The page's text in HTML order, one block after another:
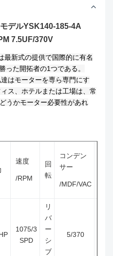
デルYSK140-185-4A
7.5UF/370V
最新式の提供で国際的に有名
った開拓者の1つである。
はモーターを専ら専門にす
ス、ホテルまたは工場は、常
うかモーター必要性があれ
速度
/RPM
回
転
コンデン
サー
/MDF/VAC
1075/3
SPD
リ
バ
ー
シ
ブ
5/370